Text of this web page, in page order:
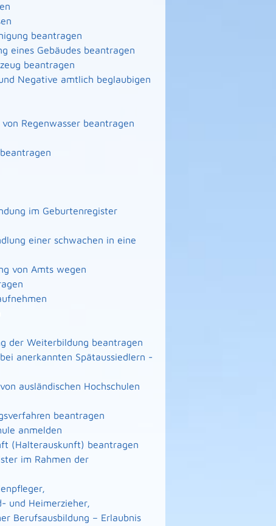
beantragen
eines Gebäudes beantragen
beantragen
Negative amtlich beglaubigen
Regenwasser beantragen
im Geburtenregister
einer schwachen in eine
von Amts wegen
der Weiterbildung beantragen
anerkannten Spätaussiedlern -
ausländischen Hochschulen
beantragen
anmelden
(Halterauskunft) beantragen
im Rahmen der
und Heimerzieher,
Berufsausbildung – Erlaubnis